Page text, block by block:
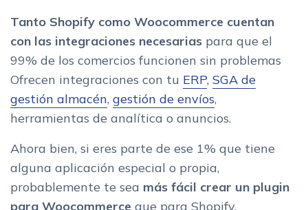
Tanto Shopify como Woocommerce cuentan
con las integraciones necesarias para que el
99% de los comercios funcionen sin problemas
Ofrecen integraciones con tu ERP, SGA de
gestión almacén, gestión de envíos,
herramientas de analítica o anuncios.
Ahora bien, si eres parte de ese 1% que tiene
alguna aplicación especial o propia,
probablemente te sea más fácil crear un plugin
para Woocommerce que para Shopify.